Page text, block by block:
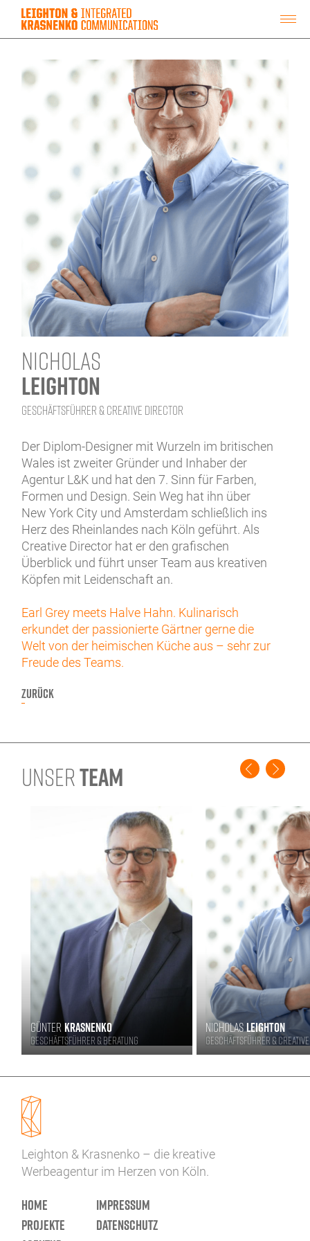
NICHOLAS
LEIGHTON
GESCHÄFTSFÜHRER & CREATIVE DIRECTOR
Der Diplom-Designer mit Wurzeln im britischen
Wales ist zweiter Gründer und Inhaber der
Agentur L&K und hat den 7. Sinn für Farben,
Formen und Design. Sein Weg hat ihn über
New York City und Amsterdam schließlich ins
Herz des Rheinlandes nach Köln geführt. Als
Creative Director hat er den grafischen
Überblick und führt unser Team aus kreativen
Köpfen mit Leidenschaft an.
Earl Grey meets Halve Hahn. Kulinarisch
erkundet der passionierte Gärtner gerne die
Welt von der heimischen Küche aus – sehr zur
Freude des Teams.
ZURÜCK
UNSERTEAM
GÜNTER KRASNENKO
Geschäftsführer & Beratung
NICHOLASLEIGHTON
Geschäftsführer &
Leighton & Krasnenko – die kreative
Werbeagentur im Herzen von Köln.
Home
Projekte
Impressum
Datenschutz